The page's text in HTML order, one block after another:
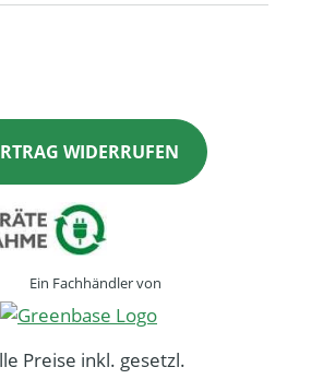
WIDERRUFEN
Ein Fachhändler von
Preise inkl. gesetzl.